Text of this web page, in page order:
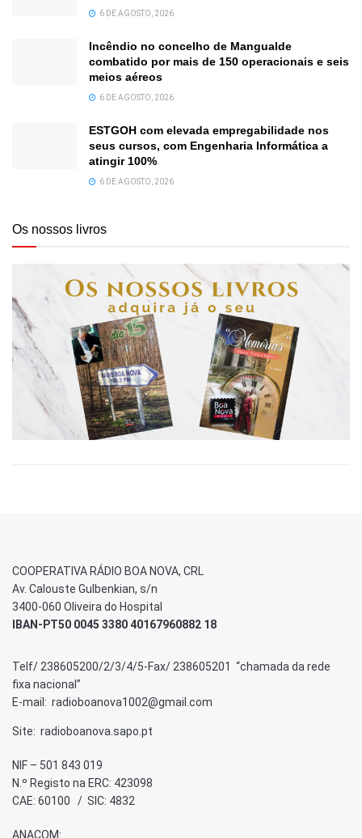
6 DE AGOSTO, 2026
Incêndio no concelho de Mangualde
combatido por mais de 150 operacionais e seis
meios aéreos
6 DE AGOSTO, 2026
ESTGOH com elevada empregabilidade nos
seus cursos, com Engenharia Informática a
atingir 100%
6 DE AGOSTO, 2026
Os nossos livros
COOPERATIVA RÁDIO BOA NOVA, CRL
Av. Calouste Gulbenkian, s/n
3400-060 Oliveira do Hospital
IBAN-PT50 0045 3380 40167960882 18
Telf/ 238605200/2/3/4/5-Fax/ 238605201 “chamada da rede
fixa nacional”
E-mail: radioboanova1002@gmail.com
Site: radioboanova.sapo.pt
NIF – 501 843 019
N.º Registo na ERC: 423098
CAE: 60100 / SIC: 4832
ANACOM: